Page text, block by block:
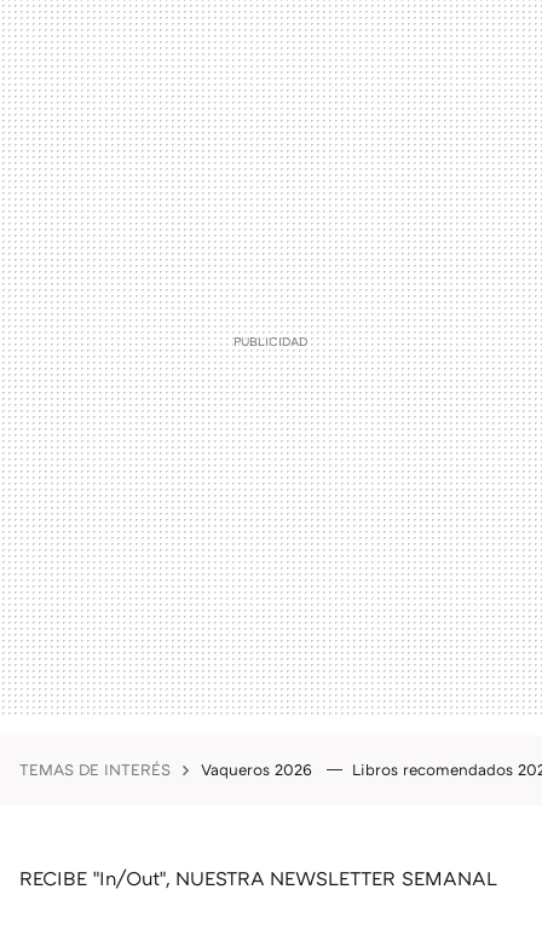
TEMAS DE INTERÉS Vaqueros 2026 Libros recomendados
RECIBE "In/Out", NUESTRA NEWSLETTER SEMANAL